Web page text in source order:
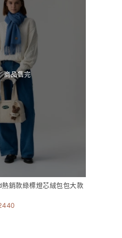
商品售完
銷款綠標燈芯絨包包大款